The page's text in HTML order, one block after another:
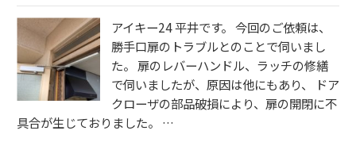
アイキー24 平井です。 今回のご依頼は、
勝手口扉のトラブルとのことで伺いまし
た。 扉のレバーハンドル、ラッチの修繕
で伺いましたが、原因は他にもあり、 ドア
クローザの部品破損により、扉の開閉に不
具合が生じておりました。 …